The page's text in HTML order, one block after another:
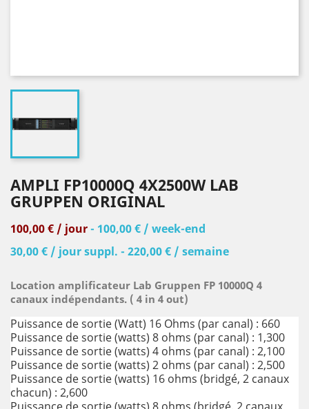
AMPLI FP10000Q 4X2500W LAB
GRUPPEN ORIGINAL
100,00 € / jour- 100,00 € / week-end
30,00 € / jour suppl. - 220,00 € / semaine
Location amplificateur Lab Gruppen FP 10000Q 4
canaux indépendants. ( 4 in 4 out)
Puissance de sortie (Watt) 16 Ohms (par canal) : 660
Puissance de sortie (watts) 8 ohms (par canal) : 1,300
Puissance de sortie (watts) 4 ohms (par canal) : 2,100
Puissance de sortie (watts) 2 ohms (par canal) : 2,500
Puissance de sortie (watts) 16 ohms (bridgé, 2 canaux
chacun) : 2,600